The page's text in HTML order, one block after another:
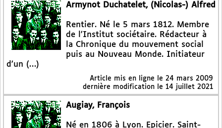
Armynot Duchatelet, (Nicolas-) Alfred
Rentier. Né le 5 mars 1812. Membre
de l’Institut sociétaire. Rédacteur à
la Chronique du mouvement social
puis au Nouveau Monde. Initiateur
d’un (…)
Article mis en ligne le 24 mars 2009
dernière modification le 14 juillet 2021
Augiay, François
Né en 1806 à Lyon. Epicier. Saint-